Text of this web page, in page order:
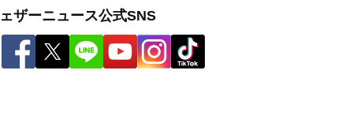
ザーニュース公式SNS